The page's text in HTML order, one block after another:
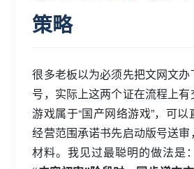
策略
很多老板以为必须先把文网文
号，实际上这两个证在流程上
游戏属于“国产网络游戏”，可
经营范围承诺书先启动版号送
材料。我见过最聪明的做法是：